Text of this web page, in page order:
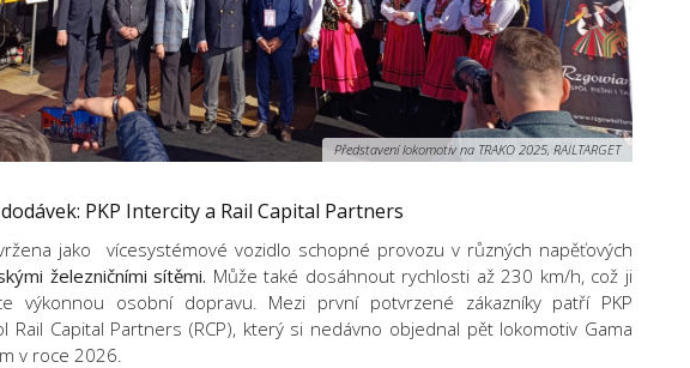
Představení lokomotiv na TRAKO 2025, RAILTARGET
PKP Intercity a Rail Capital Partners
jako vícesystémové vozidlo schopné provozu v různých napěťových
železničními sítěmi. Může také dosáhnout rychlosti až 230 km/h, což ji
výkonnou osobní dopravu. Mezi první potvrzené zákazníky patří PKP
Rail Capital Partners (RCP), který si nedávno objednal pět lokomotiv Gama
v roce 2026.